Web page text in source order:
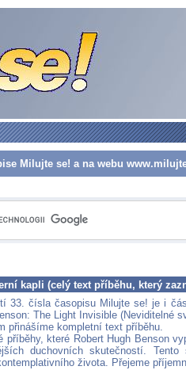
Milujte se! a na webu
kapli (celý text příběhu, který
33. čísla časopisu Milujte se! je i
The Light Invisible (Neviditelné
přinášíme kompletní text příběhu.
příběhy, které Robert Hugh Benson
duchovních skutečností.
života. Přejeme